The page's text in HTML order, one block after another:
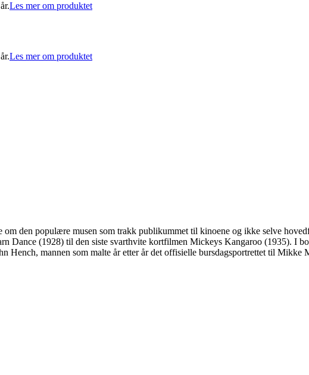
Les mer om produktet
Les mer om produktet
den populære musen som trakk publikummet til kinoene og ikke selve
(1928) til den siste svarthvite kortfilmen Mickeys Kangaroo (1935). I
Hench, mannen som malte år etter år det offisielle bursdagsportrettet til Mikke